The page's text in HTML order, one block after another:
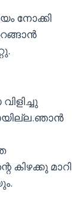
നോക്കി
കിഴക്കു മാറി